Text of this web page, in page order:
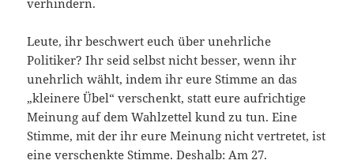
verhindern.
Leute, ihr beschwert euch über unehrliche
Politiker? Ihr seid selbst nicht besser, wenn ihr
unehrlich wählt, indem ihr eure Stimme an das
„kleinere Übel“ verschenkt, statt eure aufrichtige
Meinung auf dem Wahlzettel kund zu tun. Eine
Stimme, mit der ihr eure Meinung nicht vertretet, ist
eine verschenkte Stimme. Deshalb: Am 27.